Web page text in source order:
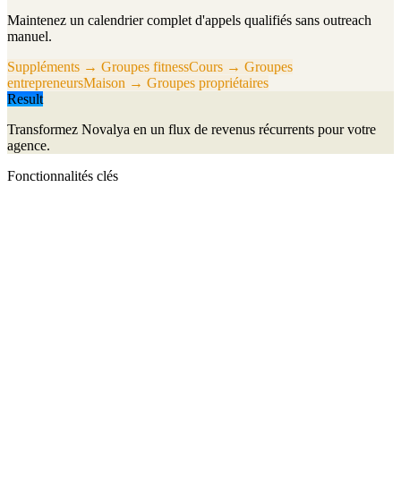
Maintenez un calendrier complet d'appels qualifiés sans outreach
manuel.
Suppléments → Groupes fitnessCours → Groupes
entrepreneursMaison → Groupes propriétaires
Result
Transformez Novalya en un flux de revenus récurrents pour votre
agence.